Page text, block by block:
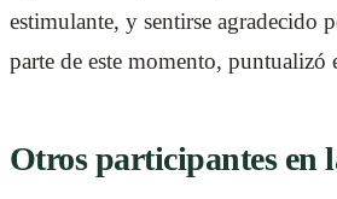
estimulante, y sentirse agradecido
parte de este momento, puntualizó
Otros participantes en